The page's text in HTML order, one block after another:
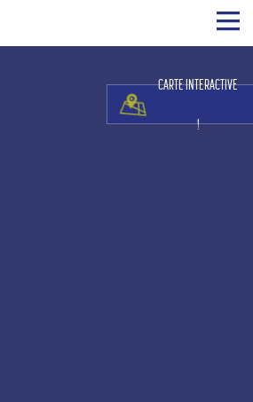
CARTE INTERACTIVE
!